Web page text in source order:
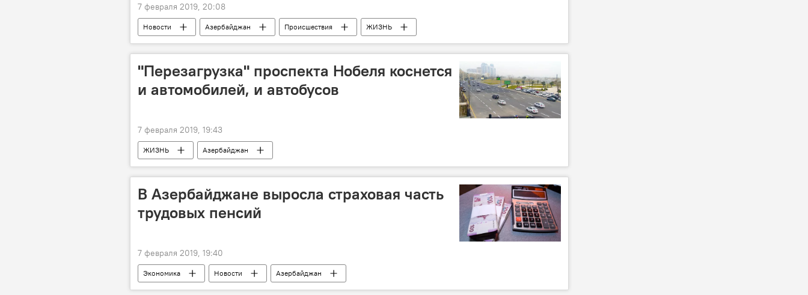
7 февраля 2019, 20:08
Новости Азербайджан Происшествия ЖИЗНЬ
"Перезагрузка" проспекта Нобеля коснется
и автомобилей, и автобусов
7 февраля 2019, 19:43
ЖИЗНЬ Азербайджан
В Азербайджане выросла страховая часть
трудовых пенсий
7 февраля 2019, 19:40
Экономика Новости Азербайджан